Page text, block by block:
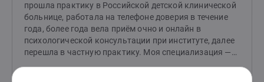
прошла практику в Российской детской клинической
больнице, работала на телефоне доверия в течение
года, более года вела приём очно и онлайн в
психологической консультации при институте, далее
перешла в частную практику. Моя специализация —